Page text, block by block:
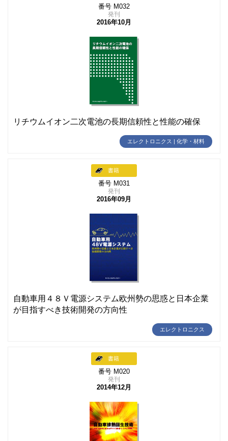
番号 M032
発刊
2016年10月
リチウムイオン二次電池の長期信頼性と性能の確保
エレクトロニクス | 化学・材料
書籍
番号 M031
発刊
2016年09月
自動車用４８Ｖ電源システム欧州勢の思惑と日本企業
が目指すべき技術開発の方向性
エレクトロニクス
書籍
番号 M020
発刊
2014年12月